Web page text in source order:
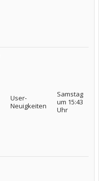
User-
Neuigkeiten
Samstag
um 15:43
Uhr